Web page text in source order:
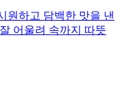
원하고 담백한 맛을 낸
어울려 속까지 따뜻